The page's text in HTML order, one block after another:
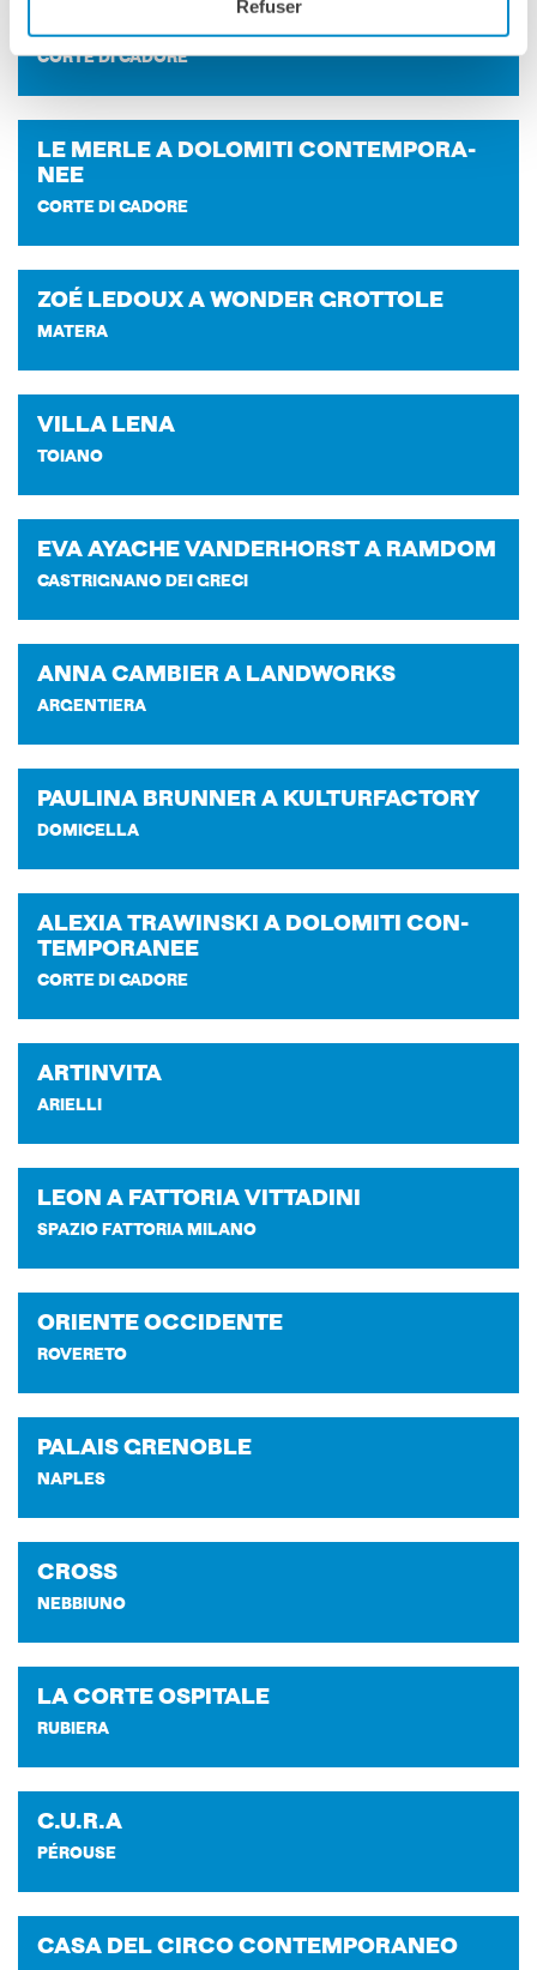
Refuser
CORTE DI CADORE
LE MERLE A DO­LO­MI­TI CON­TEM­PO­RA­
NEE
CORTE DI CADORE
ZOÉ LE­DOUX A WON­DER GROT­TO­LE
MATERA
VILLA LENA
TOIANO
EVA AYA­CHE VAN­DE­RHOR­ST A RA­M­DOM
CASTRIGNANO DEI GRECI
ANNA CAM­BIER A LAND­WORKS
ARGENTIERA
PAU­LI­NA BRUN­NER A KUL­TUR­FAC­TO­RY
DOMICELLA
ALE­XIA TRA­WIN­SKI A DO­LO­MI­TI CON­
TEM­PO­RA­NEE
CORTE DI CADORE
AR­TIN­VI­TA
ARIELLI
LEON A FAT­TO­RIA VIT­TA­DI­NI
SPAZIO FATTORIA MILANO
ORIEN­TE OC­CI­DEN­TE
ROVERETO
PA­LAIS GRE­NO­BLE
NAPLES
CROSS
NEBBIUNO
LA CORTE OSPI­TA­LE
RUBIERA
C.U.R.A
PÉROUSE
CASA DEL CIRCO CON­TEM­PO­RA­NEO